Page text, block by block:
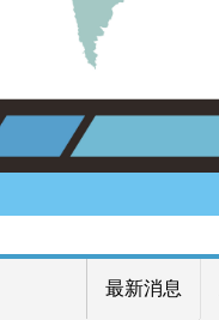
最新消息